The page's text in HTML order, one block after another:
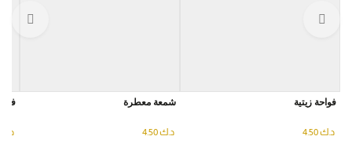
فواحة زيتية
د.ك
شمعة معطرة
د.ك د.ك